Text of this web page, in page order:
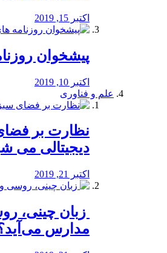
اکتبر 15, 2019
پیشخوان
اکتبر 10, 2019
علم و فناوری
نظارت بر
دیجیتالی می
اکتبر 21, 2019
زبان چینی،
مدارس